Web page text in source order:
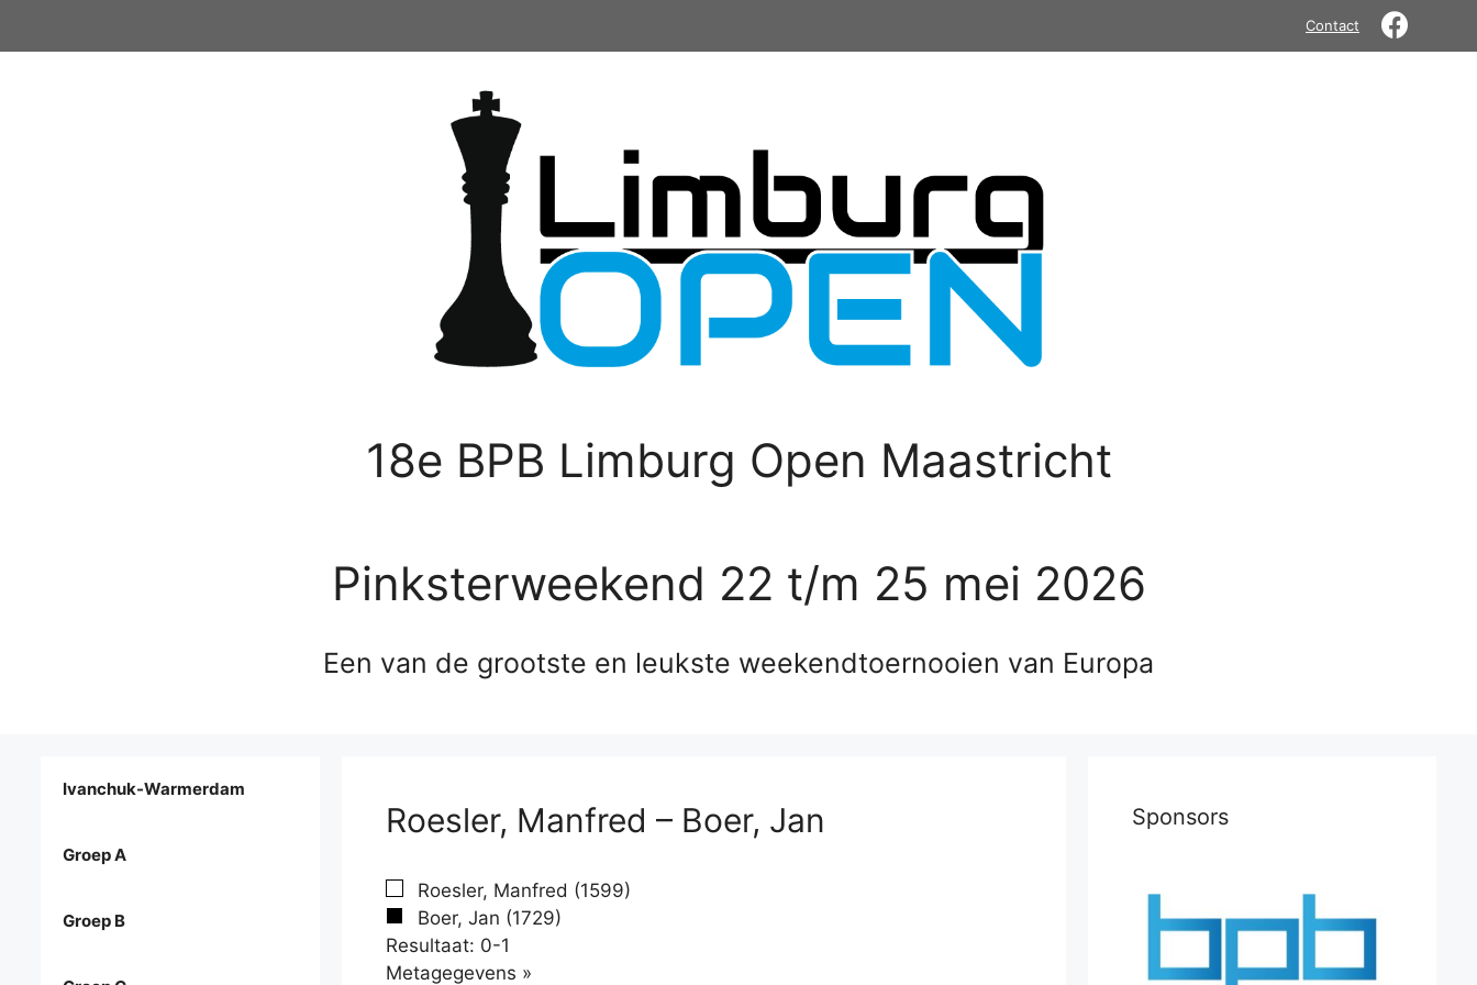
Contact
18e BPB Limburg Open Maastricht
Pinksterweekend 22 t/m 25 mei 2026
Een van de grootste en leukste weekendtoernooien van Europa
Roesler, Manfred – Boer, Jan
Roesler, Manfred (1599)
Boer, Jan (1729)
Resultaat: 0-1
Metagegevens »
Ivanchuk-Warmerdam
Groep A
Groep B
Sponsors